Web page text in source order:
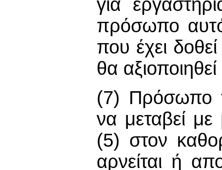
για
πρόσωπο
που έχει
θα
(7) Πρόσωπο
να μεταβεί με
(5) στον
αρνείται ή